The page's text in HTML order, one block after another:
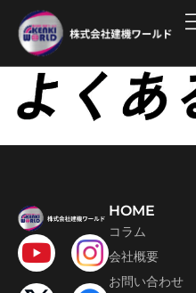
HOME
コラム
会社概要
お問い合わせ